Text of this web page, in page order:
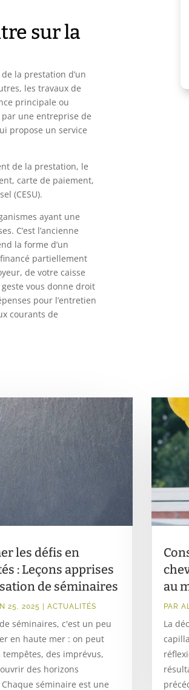
sur la
la prestation d’un
les travaux de
principale ou
une entreprise de
propose un service
de la prestation, le
carte de paiement,
(CESU).
ayant une
C’est l’ancienne
la forme d’un
partiellement
de votre caisse
vous donne droit
pour l’entretien
courants de
les défis en
: Leçons apprises
de séminaires
25, 2025 | ACTUALITÉS
séminaires, c'est un peu
en haute mer : on peut
des imprévus,
des horizons
séminaire est une
au
PAR
La